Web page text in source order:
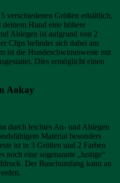
verschiedenen Größen erhältlich.
Hund eine höhere
Ablegen ist aufgrund von 2
Clips befindet sich dabei am
ist die Hundeschwimmweste mit
Dies ermöglicht einen
Aokay
durch leichtes An- und Ablegen
Material besonders
ist in 3 Größen und 2 Farben
noch eine sogenannte „lustige“
Der Bauchumfang kann an